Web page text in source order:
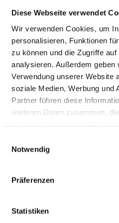
Diese Webseite verwendet
Wir verwenden Cookies, um
personalisieren, Funktionen
zu können und die Zugriffe
analysieren. Außerdem
Verwendung unserer Website
soziale Medien, Werbung und
Partner führen diese
weiteren Daten zusammen,
Notwendig
Präferenzen
Statistiken
von Wirbelsäule und
Rückenmark
des Schädels mit
des Beckens mit
mit Kontrastmittel
erkranktem intrakraniellem
von intrakraniellem Gewebe